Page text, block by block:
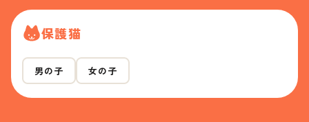
保護猫
男の子 女の子